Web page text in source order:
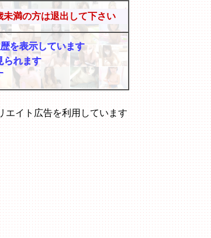
満の方は退出して下さい
を表示しています
られます
イト広告を利用しています